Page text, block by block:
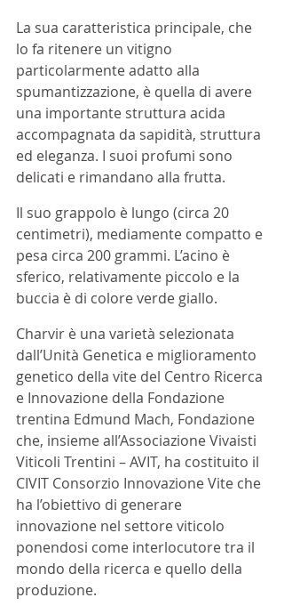
La sua caratteristica principale, che
lo fa ritenere un vitigno
particolarmente adatto alla
spumantizzazione, è quella di avere
una importante struttura acida
accompagnata da sapidità, struttura
ed eleganza. I suoi profumi sono
delicati e rimandano alla frutta.
Il suo grappolo è lungo (circa 20
centimetri), mediamente compatto e
pesa circa 200 grammi. L’acino è
sferico, relativamente piccolo e la
buccia è di colore verde giallo.
Charvir è una varietà selezionata
dall’Unità Genetica e miglioramento
genetico della vite del Centro Ricerca
e Innovazione della Fondazione
trentina Edmund Mach, Fondazione
che, insieme all’Associazione Vivaisti
Viticoli Trentini – AVIT, ha costituito il
CIVIT Consorzio Innovazione Vite che
ha l’obiettivo di generare
innovazione nel settore viticolo
ponendosi come interlocutore tra il
mondo della ricerca e quello della
produzione.